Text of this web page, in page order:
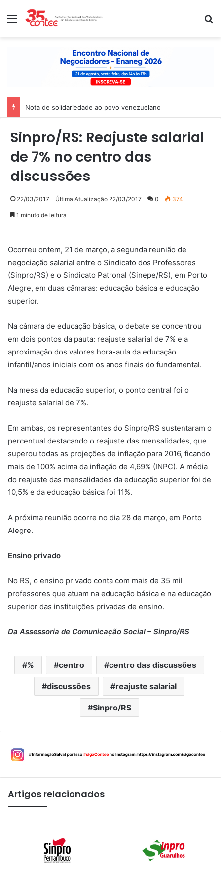
Menu
Nota de solidariedade ao povo venezuelano
Sinpro/RS: Reajuste salarial
de 7% no centro das
discussões
22/03/2017 Última Atualização 22/03/2017 0 374
1 minuto de leitura
Ocorreu ontem, 21 de março, a segunda reunião de
negociação salarial entre o Sindicato dos Professores
(Sinpro/RS) e o Sindicato Patronal (Sinepe/RS), em Porto
Alegre, em duas câmaras: educação básica e educação
superior.
Na câmara de educação básica, o debate se concentrou
em dois pontos da pauta: reajuste salarial de 7% e a
aproximação dos valores hora-aula da educação
infantil/anos iniciais com os anos finais do fundamental.
Na mesa da educação superior, o ponto central foi o
reajuste salarial de 7%.
Em ambas, os representantes do Sinpro/RS sustentaram o
percentual destacando o reajuste das mensalidades, que
superou todas as projeções de inflação para 2016, ficando
mais de 100% acima da inflação de 4,69% (INPC). A média
do reajuste das mensalidades da educação superior foi de
10,5% e da educação básica foi 11%.
A próxima reunião ocorre no dia 28 de março, em Porto
Alegre.
Ensino privado
No RS, o ensino privado conta com mais de 35 mil
professores que atuam na educação básica e na educação
superior das instituições privadas de ensino.
Da Assessoria de Comunicação Social – Sinpro/RS
% centro centro das discussões
discussões reajuste salarial
Sinpro/RS
Artigos relacionados